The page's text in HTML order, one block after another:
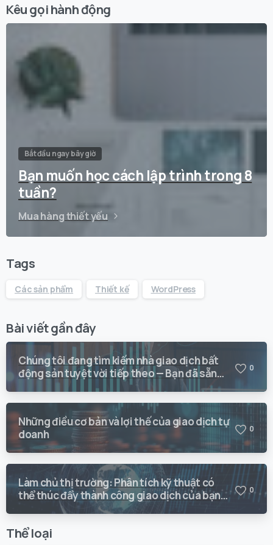
Kêu gọi hành động
Bắt đầu ngay bây giờ
Bạn muốn học cách lập trình trong 8
tuần?
Mua hàng thiết yếu
Tags
Các sản phẩm Thiết kế WordPress
Bài viết gần đây
Chúng tôi đang tìm kiếm nhà giao dịch bất
động sản tuyệt vời tiếp theo — Bạn đã sẵn
sàng giao dịch với Vision Quant chưa?
0
Những điều cơ bản và lợi thế của giao dịch tự
doanh
0
Làm chủ thị trường: Phân tích kỹ thuật có
thể thúc đẩy thành công giao dịch của bạn
như thế nào
0
Thể loại